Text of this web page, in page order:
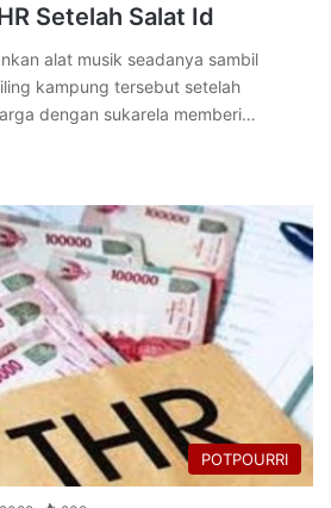
Setelah Salat Id
alat musik seadanya sambil
kampung tersebut setelah
dengan sukarela memberi…
POTPOURRI